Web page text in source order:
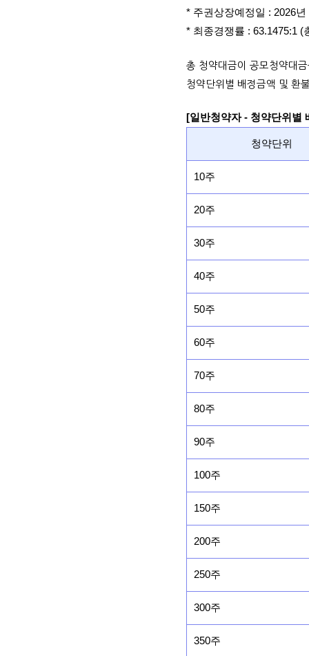
* 주권상장예정일 : 2026
* 최종경쟁률 : 63.1475:1 (
총 청약대금이 공모청약대
청약단위별 배정금액 및 환
[일반청약자 - 청약단위별
청약단위
10주
20주
30주
40주
50주
60주
70주
80주
90주
100주
150주
200주
250주
300주
350주